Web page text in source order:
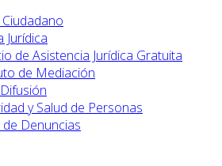
Jurídica
de Asistencia Jurídica Gratuita
de Mediación
Difusión
y Salud de Personas
de Denuncias